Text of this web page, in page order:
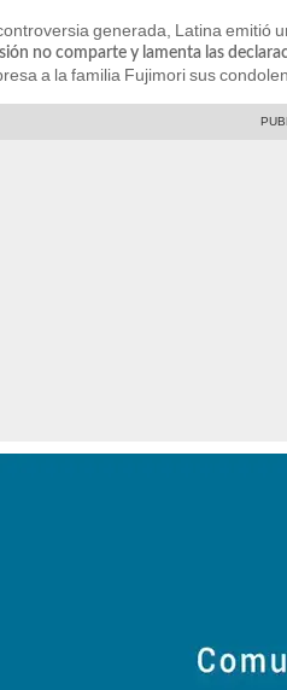
generada, Latina emitió
no comparte y lamenta las
a la familia Fujimori sus